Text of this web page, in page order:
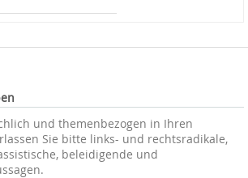
und themenbezogen in Ihren
Sie bitte links- und rechtsradikale,
beleidigende und